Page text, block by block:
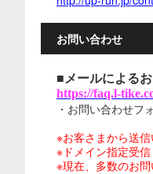
お問い合わせ
■メールによる
https://faq.l-
・お問い合わせフ
※お客さまから送
※ドメイン指定受
※現在、多数のお